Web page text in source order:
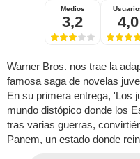
Medios
3,2 4,0
Warner Bros. nos trae la
famosa saga de novelas
En su primera entrega, 'Los
mundo distópico donde los
tras varias guerras,
Panem, un estado donde